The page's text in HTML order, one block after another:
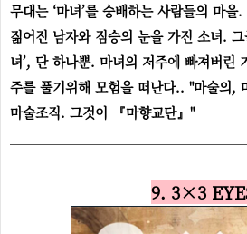
무대는 ‘마녀’를 숭배하는 사람들의 마
짊어진 남자와 짐승의 눈을 가진 소녀.
녀’, 단 하나뿐. 마녀의 저주에 빠져버린
주를 풀기위해 모험을 떠난다.. "마술의,
마술조직. 그것이 『마향교단』"
9. 3×3